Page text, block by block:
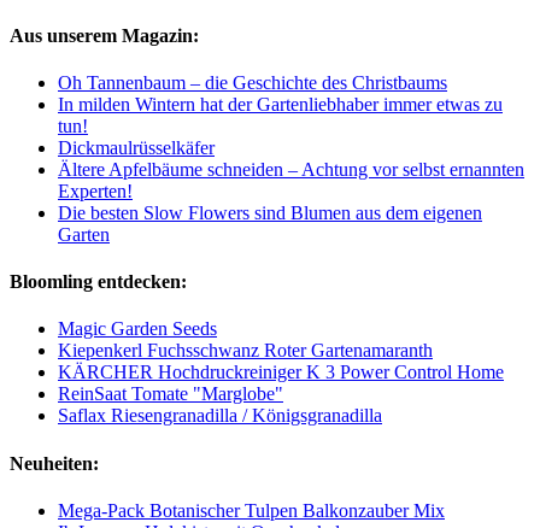
Aus unserem Magazin:
Oh Tannenbaum – die Geschichte des Christbaums
In milden Wintern hat der Gartenliebhaber immer etwas zu
tun!
Dickmaulrüsselkäfer
Ältere Apfelbäume schneiden – Achtung vor selbst ernannten
Experten!
Die besten Slow Flowers sind Blumen aus dem eigenen
Garten
Bloomling entdecken:
Magic Garden Seeds
Kiepenkerl Fuchsschwanz Roter Gartenamaranth
KÄRCHER Hochdruckreiniger K 3 Power Control Home
ReinSaat Tomate "Marglobe"
Saflax Riesengranadilla / Königsgranadilla
Neuheiten:
Mega-Pack Botanischer Tulpen Balkonzauber Mix